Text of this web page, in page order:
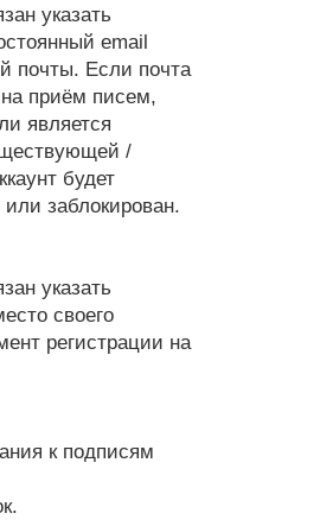
указать
email
почты. Если почта
на приём писем,
является
/
будет
заблокирован.
указать
своего
регистрации на
к подписям